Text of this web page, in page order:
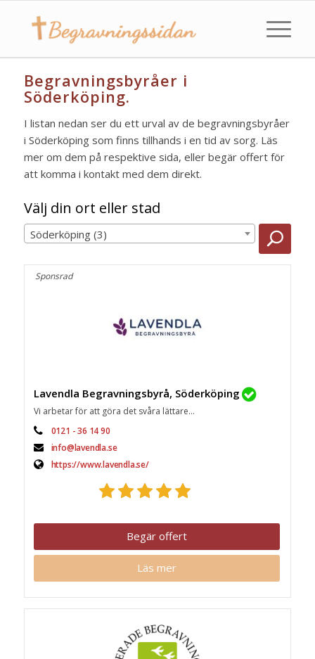
Begravningsbyråer i
Söderköping.
I listan nedan ser du ett urval av de begravningsbyråer
i Söderköping som finns tillhands i en tid av sorg. Läs
mer om dem på respektive sida, eller begär offert för
att komma i kontakt med dem direkt.
Välj din ort eller stad
Söderköping (3)
Sponsrad
Lavendla Begravningsbyrå, Söderköping
Vi arbetar för att göra det svåra lättare...
0121 - 36 14 90
info@lavendla.se
https://www.lavendla.se/
Begär offert
Läs mer